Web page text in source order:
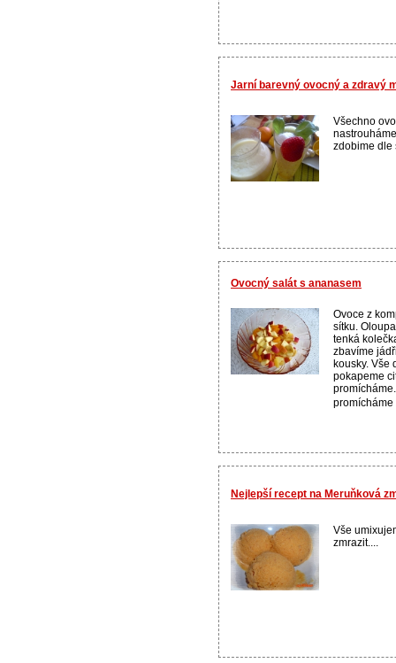
Jarní barevný ovocný a zdravý
Všechno
zdobime dle
Ovocný salát s ananasem
Ovoce z
sítku.
tenká
zbavíme
kousky. Vše
pokapeme
Nejlepší recept na Meruňková
Vše
zmrazit....